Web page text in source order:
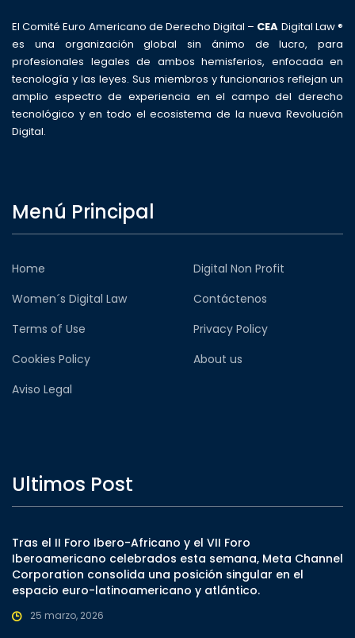
El Comité Euro Americano de Derecho Digital – CEA Digital Law ®
es una organización global sin ánimo de lucro, para
profesionales legales de ambos hemisferios, enfocada en
tecnología y las leyes. Sus miembros y funcionarios reflejan un
amplio espectro de experiencia en el campo del derecho
tecnológico y en todo el ecosistema de la nueva Revolución
Digital.
Menú Principal
Home
Digital Non Profit
Women´s Digital Law
Contáctenos
Terms of Use
Privacy Policy
Cookies Policy
About us
Aviso Legal
Ultimos Post
Tras el II Foro Ibero-Africano y el VII Foro
Iberoamericano celebrados esta semana, Meta Channel
Corporation consolida una posición singular en el
espacio euro-latinoamericano y atlántico.
25 marzo, 2026